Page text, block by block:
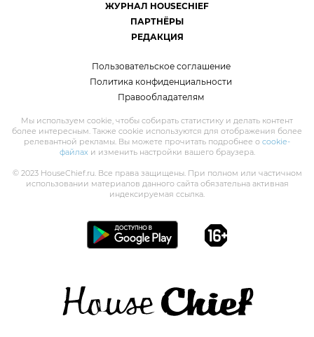
ЖУРНАЛ HOUSECHIEF
ПАРТНЁРЫ
РЕДАКЦИЯ
Пользовательское соглашение
Политика конфиденциальности
Правообладателям
Мы используем cookie, чтобы собирать статистику и делать контент
более интересным. Также cookie используются для отображения более
релевантной рекламы. Вы можете прочитать подробнее о cookie-
файлахи изменить настройки вашего браузера.
© 2023 HouseChief.ru. Все права защищены. При полном или частичном
использовании материалов данного сайта обязательна активная
индексируемая ссылка.